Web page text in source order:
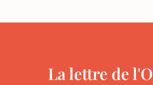
La lettre de